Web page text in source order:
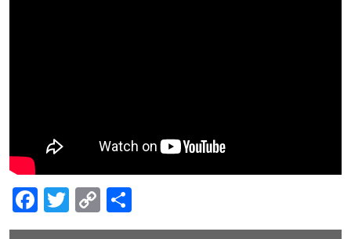
Facebook
Twitter
Copy
Link